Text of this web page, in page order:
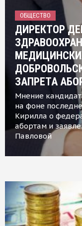
ОБЩЕСТВО
ДИРЕКТОР
ЗАПРЕТА
Мнение
на фоне
Кирилла о
абортам и
Павловой